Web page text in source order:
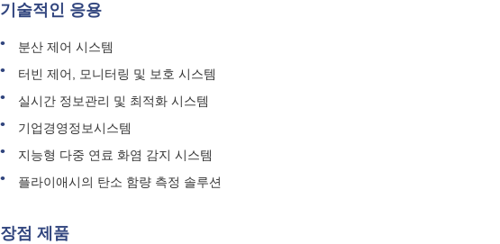
기술적인 응용
분산 제어 시스템
터빈 제어, 모니터링 및 보호 시스템
실시간 정보관리 및 최적화 시스템
기업경영정보시스템
지능형 다중 연료 화염 감지 시스템
플라이애시의 탄소 함량 측정 솔루션
장점 제품